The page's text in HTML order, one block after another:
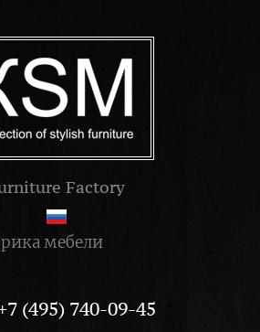
Factory
мебели
(495) 740-09-45